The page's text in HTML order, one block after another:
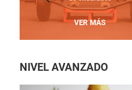
VER MÁS
NIVEL AVANZADO